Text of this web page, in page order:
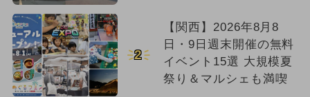
2
【関西】2026年8月8
日・9日週末開催の無料
イベント15選 大規模夏
祭り＆マルシェも満喫